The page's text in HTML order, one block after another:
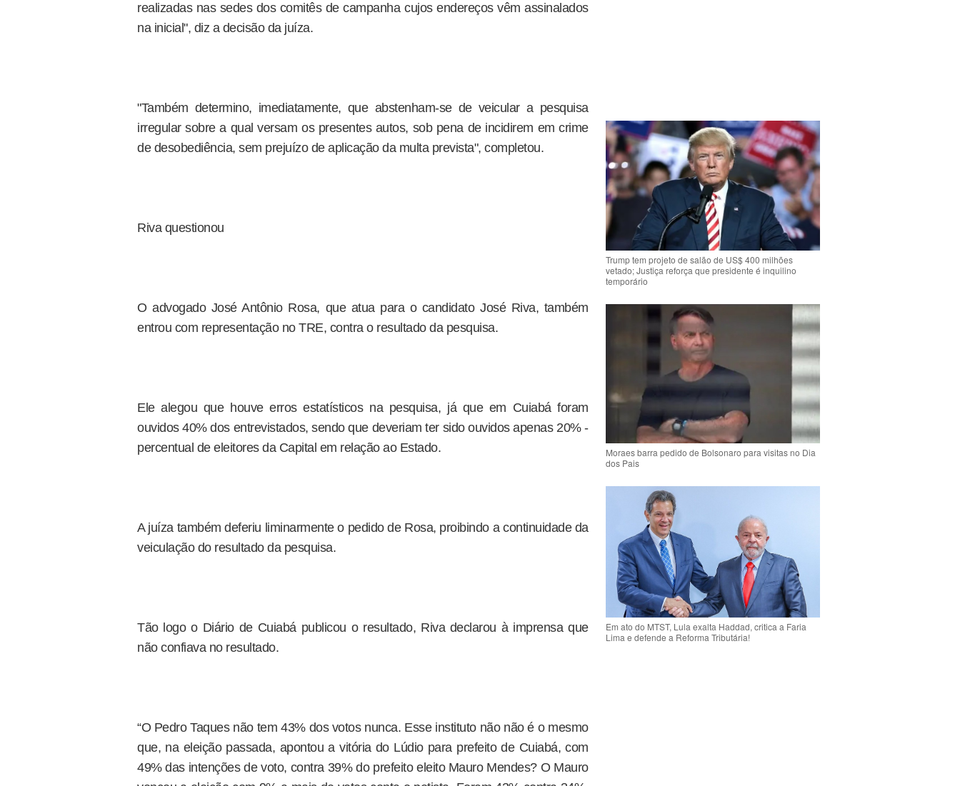
realizadas nas sedes dos comitês de campanha cujos endereços vêm assinalados
na inicial", diz a decisão da juíza.
"Também determino, imediatamente, que abstenham-se de veicular a pesquisa
irregular sobre a qual versam os presentes autos, sob pena de incidirem em crime
de desobediência, sem prejuízo de aplicação da multa prevista", completou.
Riva questionou
O advogado José Antônio Rosa, que atua para o candidato José Riva, também
entrou com representação no TRE, contra o resultado da pesquisa.
Ele alegou que houve erros estatísticos na pesquisa, já que em Cuiabá foram
ouvidos 40% dos entrevistados, sendo que deveriam ter sido ouvidos apenas 20% -
percentual de eleitores da Capital em relação ao Estado.
A juíza também deferiu liminarmente o pedido de Rosa, proibindo a continuidade da
veiculação do resultado da pesquisa.
Tão logo o Diário de Cuiabá publicou o resultado, Riva declarou à imprensa que
não confiava no resultado.
“O Pedro Taques não tem 43% dos votos nunca. Esse instituto não não é o mesmo
que, na eleição passada, apontou a vitória do Lúdio para prefeito de Cuiabá, com
49% das intenções de voto, contra 39% do prefeito eleito Mauro Mendes? O Mauro
Trump tem projeto de salão de US$ 400 milhões
vetado; Justiça reforça que presidente é inquilino
temporário
Moraes barra pedido de Bolsonaro para visitas no Dia
dos Pais
Em ato do MTST, Lula exalta Haddad, critica a Faria
Lima e defende a Reforma Tributária!